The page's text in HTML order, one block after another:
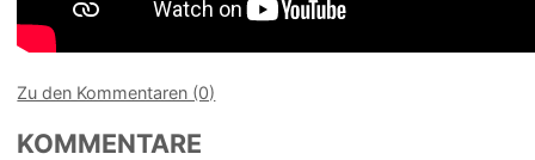
Zu den Kommentaren (0)
KOMMENTARE